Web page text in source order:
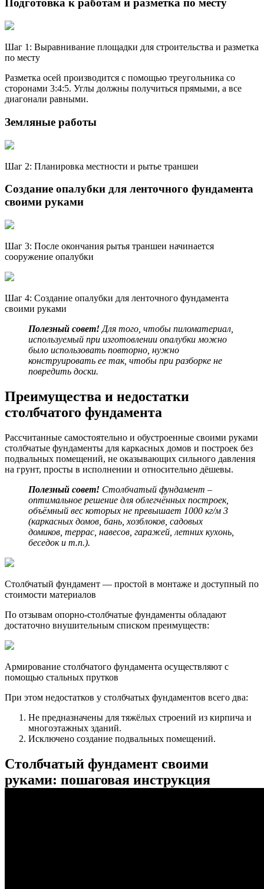
Подготовка к работам и разметка по месту
Шаг 1: Выравнивание площадки для строительства и разметка
по месту
Разметка осей производится с помощью треугольника со
сторонами 3:4:5. Углы должны получиться прямыми, а все
диагонали равными.
Земляные работы
Шаг 2: Планировка местности и рытье траншеи
Создание опалубки для ленточного фундамента
своими руками
Шаг 3: После окончания рытья траншеи начинается
сооружение опалубки
Шаг 4: Создание опалубки для ленточного фундамента
своими руками
Полезный совет! Для того, чтобы пиломатериал,
используемый при изготовлении опалубки можно
было использовать повторно, нужно
конструировать ее так, чтобы при разборке не
повредить доски.
Преимущества и недостатки
столбчатого фундамента
Рассчитанные самостоятельно и обустроенные своими руками
столбчатые фундаменты для каркасных домов и построек без
подвальных помещений, не оказывающих сильного давления
на грунт, просты в исполнении и относительно дёшевы.
Полезный совет! Столбчатый фундамент –
оптимальное решение для облегчённых построек,
объёмный вес которых не превышает 1000 кг/м 3
(каркасных домов, бань, хозблоков, садовых
домиков, террас, навесов, гаражей, летних кухонь,
беседок и т.п.).
Столбчатый фундамент — простой в монтаже и доступный по
стоимости материалов
По отзывам опорно-столбчатые фундаменты обладают
достаточно внушительным списком преимуществ:
Армирование столбчатого фундамента осуществляют с
помощью стальных прутков
При этом недостатков у столбчатых фундаментов всего два:
Не предназначены для тяжёлых строений из кирпича и
многоэтажных зданий.
Исключено создание подвальных помещений.
Столбчатый фундамент своими
руками: пошаговая инструкция